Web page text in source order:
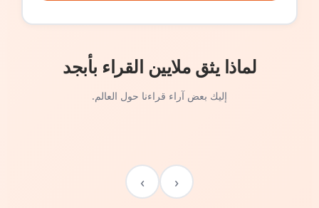
لماذا يثق ملايين القراء بأبجد
إليك بعض آراء قراءنا حول العالم.
‹
›